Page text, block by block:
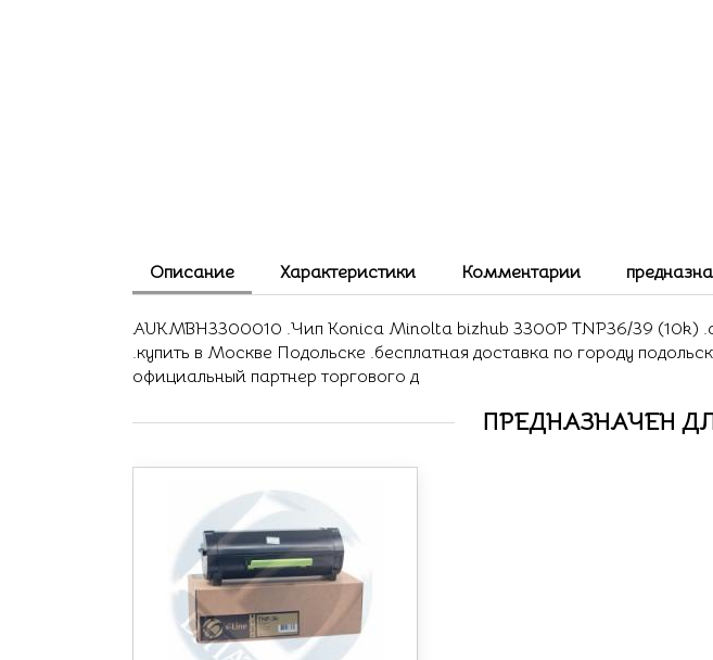
Описание Характеристики Комментарии
AUKMBH3300010 .Чип Konica Minolta bizhub 3300P TNP36/39 (10k)
.купить в Москве Подольске .бесплатная доставка по городу
официальный партнер торгового д
ПРЕДНАЗНАЧЕН